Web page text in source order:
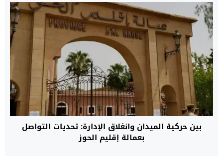
بين حركية الميدان وانغلاق الإدارة: تحديات التواصل
بعمالة إقليم الحوز